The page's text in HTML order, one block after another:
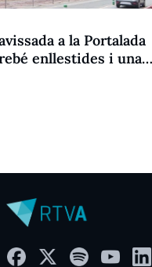
a la Portalada
enllestides i una
arribar als 6,5 milions